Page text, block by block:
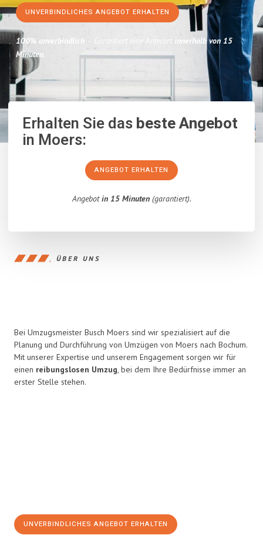
UNVERBINDLICHES ANGEBOT ERHALTEN
100% unverbindlich – Garantiert eine Antwort innerhalb von 15
Minuten.
Erhalten Sie dasbeste Angebot
in Moers:
ANGEBOT ERHALTEN
Angebotin 15 Minuten(garantiert).
ÜBER UNS
Bei Umzugsmeister Busch Moers sind wir spezialisiert auf die
Planung und Durchführung von Umzügen von Moers nach Bochum.
Mit unserer Expertise und unserem Engagement sorgen wir für
einen reibungslosen Umzug, bei dem Ihre Bedürfnisse immer an
erster Stelle stehen.
UNVERBINDLICHES ANGEBOT ERHALTEN